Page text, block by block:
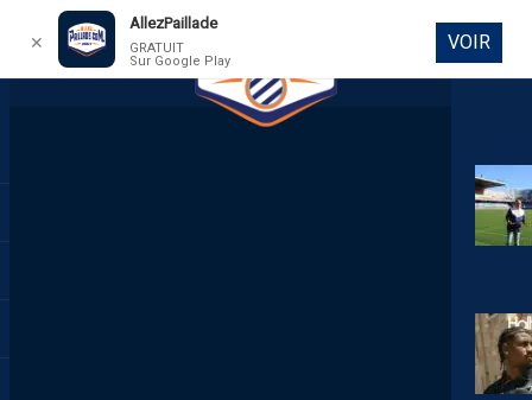
DIRECT
✕
AllezPaillade
GRATUIT
Sur Google Play
VOIR